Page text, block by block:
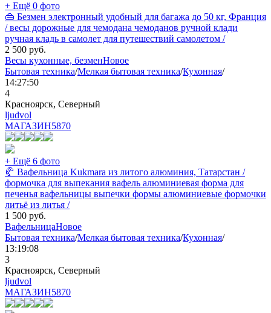
+ Ещё 0 фото
👜 Безмен электронный удобный для багажа до 50 кг, Франция
/ весы дорожные для чемодана чемоданов ручной клади
ручная кладь в самолет для путешествий самолетом /
2 500 руб.
Весы кухонные, безменНовое
Бытовая техника/Мелкая бытовая техника/Кухонная/
14:27:50
4
Красноярск, Северный
ljudvol
МАГАЗИН5870
+ Ещё 6 фото
🥐 Вафельница Kukmara из литого алюминия, Татарстан /
формочка для выпекания вафель алюминиевая форма для
печенья вафельницы выпечки формы алюминиевые формочки
литьё из литья /
1 500 руб.
ВафельницаНовое
Бытовая техника/Мелкая бытовая техника/Кухонная/
13:19:08
3
Красноярск, Северный
ljudvol
МАГАЗИН5870